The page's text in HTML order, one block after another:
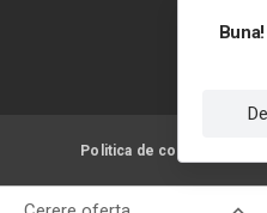
Politica de confidentialitate
Buna!